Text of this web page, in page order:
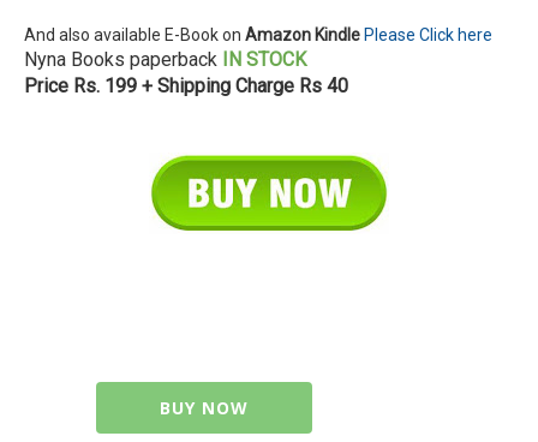
And also available E-Book on Amazon Kindle Please Click here
Nyna Books paperback IN STOCK
Price Rs. 199 + Shipping Charge Rs 40
BUY NOW